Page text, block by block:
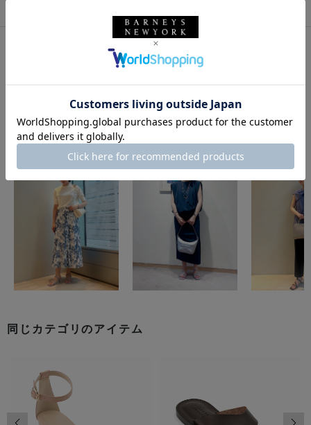
このアイテムを使用したスタイリング
同じカテゴリのアイテム
前の画像